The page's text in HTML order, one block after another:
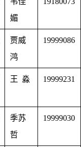
媚
贾威
鸿
19999086
王 淼 19999231
季苏
哲
19999030